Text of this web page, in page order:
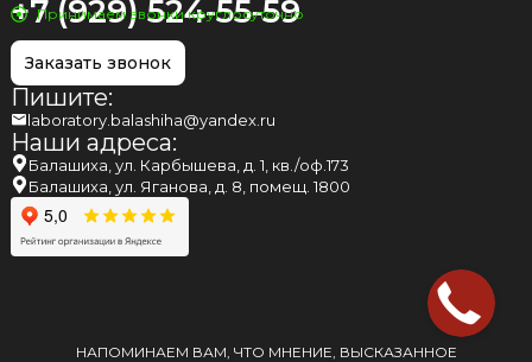
+7 (929) 524-55-59
Принимаем звонки круглосуточно
Заказать звонок
Пишите:
laboratory.balashiha@yandex.ru
Наши адреса:
Балашиха, ул. Карбышева, д. 1, кв./оф.173
Балашиха, ул. Яганова, д. 8, помещ. 1800
НАПОМИНАЕМ ВАМ, ЧТО МНЕНИЕ, ВЫСКАЗАННОЕ